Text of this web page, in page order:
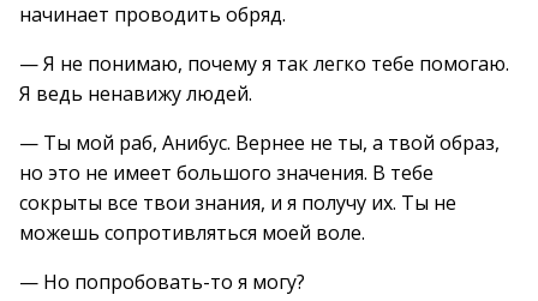
начинает проводить обряд.
— Я не понимаю, почему я так легко тебе помогаю.
Я ведь ненавижу людей.
— Ты мой раб, Анибус. Вернее не ты, а твой образ,
но это не имеет большого значения. В тебе
сокрыты все твои знания, и я получу их. Ты не
можешь сопротивляться моей воле.
— Но попробовать-то я могу?